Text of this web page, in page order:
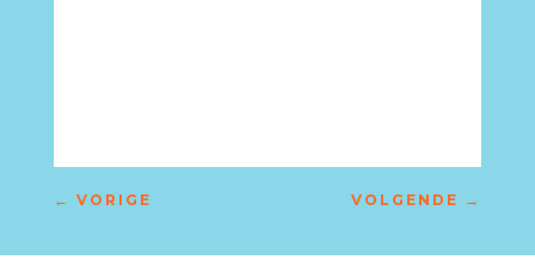
← VORIGE VOLGENDE →